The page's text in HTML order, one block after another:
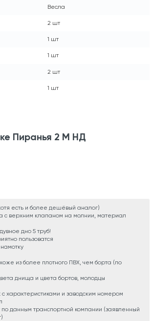
Весла
2 шт
1 шт
1 шт
2 шт
1 шт
Пиранья 2 М НД
есть и более дешёвый аналог)
с верхним клапаном на молнии, материал
дно 5 труб!
пользоватся
из более плотного ПВХ, чем борта (по
днища и цвета бортов, молодцы
характеристиками и заводским номером
по данным транспортной компании (заявленный